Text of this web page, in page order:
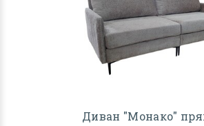
Диван "Монако"